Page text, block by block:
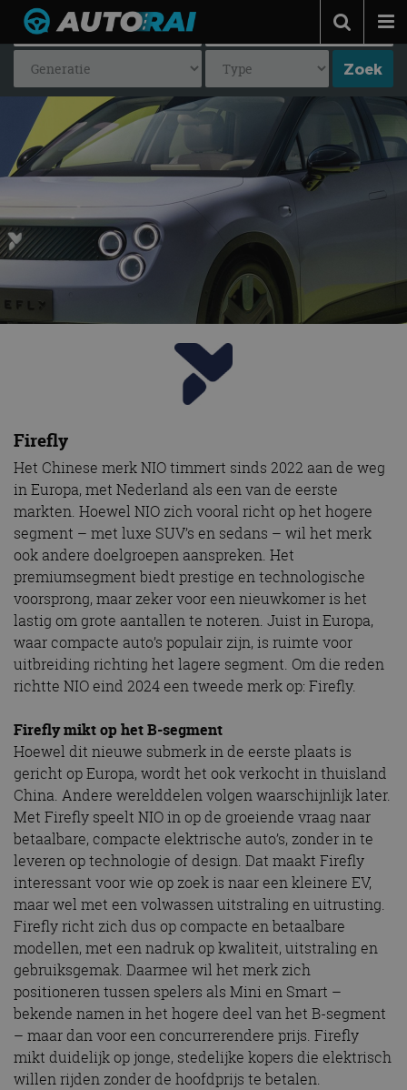
Autonieuws
Podcast
Autotests
Automerken
Contact
Firefly
Het Chinese merk NIO timmert sinds 2022 aan de weg
in Europa, met Nederland als een van de eerste
markten. Hoewel NIO zich vooral richt op het hogere
segment – met luxe SUV’s en sedans – wil het merk
ook andere doelgroepen aanspreken. Het
premiumsegment biedt prestige en technologische
voorsprong, maar zeker voor een nieuwkomer is het
lastig om grote aantallen te noteren. Juist in Europa,
waar compacte auto’s populair zijn, is ruimte voor
uitbreiding richting het lagere segment. Om die reden
richtte NIO eind 2024 een tweede merk op: Firefly.
Firefly mikt op het B-segment
Hoewel dit nieuwe submerk in de eerste plaats is
gericht op Europa, wordt het ook verkocht in thuisland
China. Andere werelddelen volgen waarschijnlijk later.
Met Firefly speelt NIO in op de groeiende vraag naar
betaalbare, compacte elektrische auto’s, zonder in te
leveren op technologie of design. Dat maakt Firefly
interessant voor wie op zoek is naar een kleinere EV,
maar wel met een volwassen uitstraling en uitrusting.
Firefly richt zich dus op compacte en betaalbare
modellen, met een nadruk op kwaliteit, uitstraling en
gebruiksgemak. Daarmee wil het merk zich
positioneren tussen spelers als Mini en Smart –
bekende namen in het hogere deel van het B-segment
– maar dan voor een concurrerendere prijs. Firefly
mikt duidelijk op jonge, stedelijke kopers die elektrisch
willen rijden zonder de hoofdprijs te betalen.